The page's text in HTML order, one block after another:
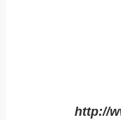
http://